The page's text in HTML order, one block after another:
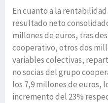
En cuanto a la
resultado neto
millones de euros, tras
cooperativo, otros dos
variables colectivas,
no socias del grupo
los 7,9 millones de euros,
incremento del 23%